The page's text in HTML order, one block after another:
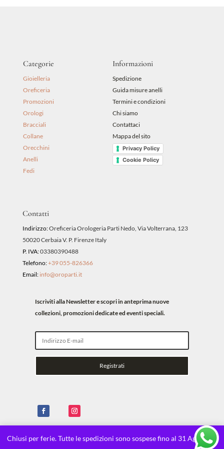
Chiusi per ferie. Tutte le spedizioni sono sospese fino al 31 Agosto. X
Categorie
Gioielleria
Oreficeria
Promozioni
Orologi
Bracciali
Collane
Orecchini
Anelli
Fedi
Informazioni
Spedizione
Guida misure anelli
Termini e condizioni
Chi siamo
Contattaci
Mappa del sito
Privacy Policy
Cookie Policy
Contatti
Indirizzo:Oreficeria Orologeria Parti Nedo, Via Volterrana, 123
50020 Cerbaia V. P. Firenze Italy
P. IVA:03380390488
Telefono:+39 055-826366
Email: info@oroparti.it
Iscriviti alla Newsletter e scopri in anteprima nuove
collezioni, promozioni dedicate ed eventi speciali.
Registrati